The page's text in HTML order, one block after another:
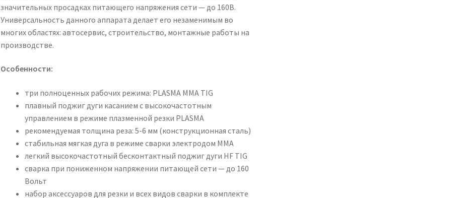
значительных просадках питающего напряжения сети — до 160В.
Универсальность данного аппарата делает его незаменимым во
многих областях: автосервис, строительство, монтажные работы на
производстве.
Особенности:
три полноценных рабочих режима: PLASMA MMA TIG
плавный поджиг дуги касанием с высокочастотным
управлением в режиме плазменной резки PLASMA
рекомендуемая толщина реза: 5-6 мм (конструкционная сталь)
стабильная мягкая дуга в режиме сварки электродом MMA
легкий высокочастотный бесконтактный поджиг дуги HF TIG
сварка при пониженном напряжении питающей сети — до 160
Вольт
набор аксессуаров для резки и всех видов сварки в комплекте